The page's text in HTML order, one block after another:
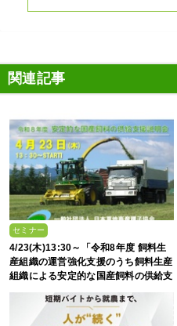
関連記事
セミナー
4/23(木)13:30～「令和8年度 飼料生
産組織の運営強化支援のうち飼料生産
組織による安定的な国産飼料の供給支